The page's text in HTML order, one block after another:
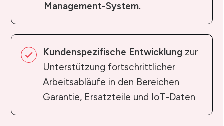
Management-System.
Kundenspezifische Entwicklungzur
Unterstützung fortschrittlicher
Arbeitsabläufe in den Bereichen
Garantie, Ersatzteile und IoT-Daten